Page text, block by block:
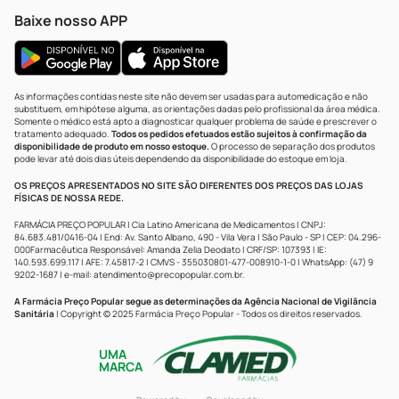
Baixe nosso APP
As informações contidas neste site não devem ser usadas para automedicação e não
substituem, em hipótese alguma, as orientações dadas pelo profissional da área médica.
Somente o médico está apto a diagnosticar qualquer problema de saúde e prescrever o
tratamento adequado. Todos os pedidos efetuados estão sujeitos à confirmação da
disponibilidade de produto em nosso estoque.O processo de separação dos produtos
pode levar até dois dias úteis dependendo da disponibilidade do estoque em loja.
OS PREÇOS APRESENTADOS NO SITE SÃO DIFERENTES DOS PREÇOS DAS LOJAS
FÍSICAS DE NOSSA REDE.
FARMÁCIA PREÇO POPULAR | Cia Latino Americana de Medicamentos | CNPJ:
84.683.481/0416-04 | End: Av. Santo Albano, 490 - Vila Vera | São Paulo - SP | CEP: 04.296-
000Farmacêutica Responsável: Amanda Zelia Deodato | CRF/SP: 107393 | IE:
140.593.699.117 | AFE: 7.45817-2 | CMVS - 355030801-477-008910-1-0 | WhatsApp: (47) 9
9202-1687 | e-mail: atendimento@precopopular.com.br.
A Farmácia Preço Popular segue as determinações da Agência Nacional de Vigilância
Sanitária | Copyright © 2025 Farmácia Preço Popular - Todos os direitos reservados.
UMA
MARCA